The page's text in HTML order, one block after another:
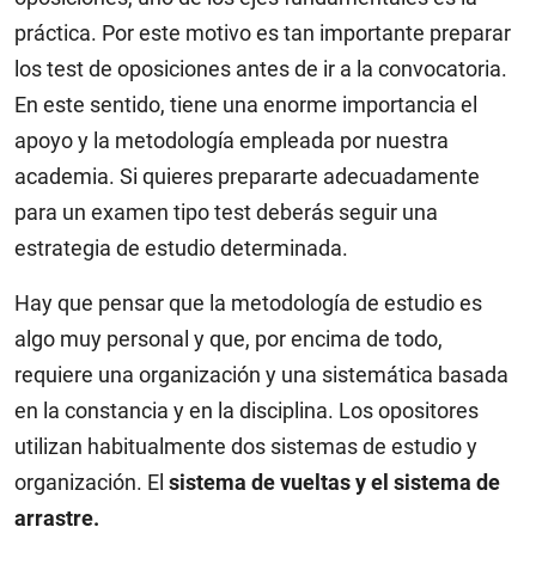
práctica. Por este motivo es tan importante preparar
los test de oposiciones antes de ir a la convocatoria.
En este sentido, tiene una enorme importancia el
apoyo y la metodología empleada por nuestra
academia. Si quieres prepararte adecuadamente
para un examen tipo test deberás seguir una
estrategia de estudio determinada.
Hay que pensar que la metodología de estudio es
algo muy personal y que, por encima de todo,
requiere una organización y una sistemática basada
en la constancia y en la disciplina. Los opositores
utilizan habitualmente dos sistemas de estudio y
organización. El sistema de vueltas y el sistema de
arrastre.